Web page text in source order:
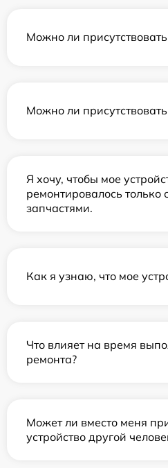
Можно ли
Можно ли
Я хочу, чтобы мое
ремонтировалось
запчастями.
Как я узнаю, что мое
Что влияет на время
ремонта?
Может ли вместо меня
устройство другой